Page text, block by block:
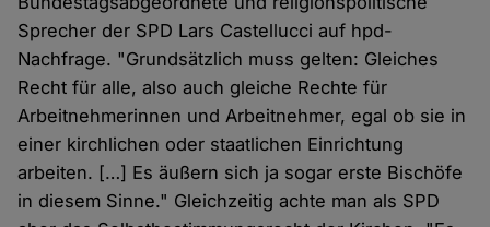
Sprecher der SPD Lars Castellucci auf hpd-
Nachfrage. "Grundsätzlich muss gelten: Gleiches
Recht für alle, also auch gleiche Rechte für
Arbeitnehmerinnen und Arbeitnehmer, egal ob sie in
einer kirchlichen oder staatlichen Einrichtung
arbeiten. […] Es äußern sich ja sogar erste Bischöfe
in diesem Sinne." Gleichzeitig achte man als SPD